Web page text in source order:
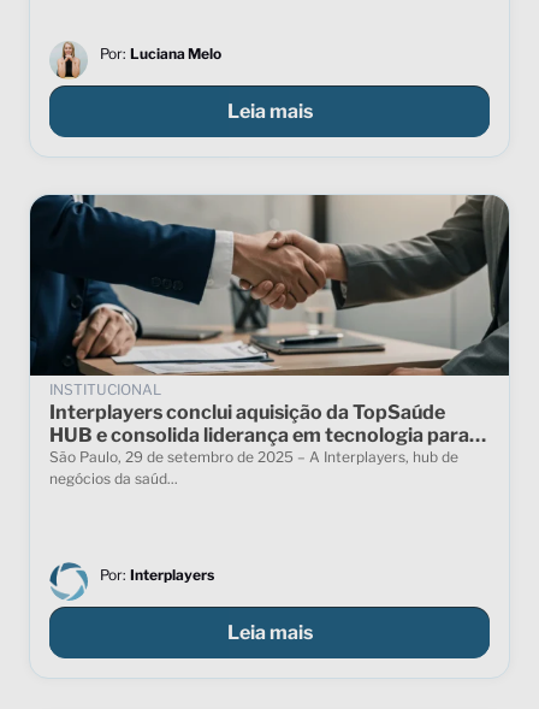
Por: Luciana Melo
Leia mais
INSTITUCIONAL
Interplayers conclui aquisição da TopSaúde
HUB e consolida liderança em tecnologia para
saúde suplementar
São Paulo, 29 de setembro de 2025 – A Interplayers, hub de
negócios da saúd...
Por: Interplayers
Leia mais